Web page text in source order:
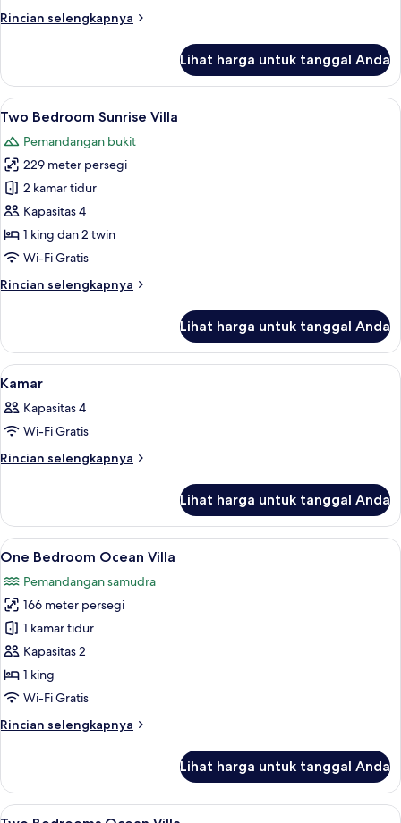
Rincian selengkapnya
Rincian
Two
Bedroom
Pool
Lihat harga untuk tanggal Anda
Lihat
semua
foto
untuk
Two
Bedroom
Sunrise
Villa
Seprai premium, minibar, brankas,
22
Two Bedroom Sunrise Villa
Pemandangan bukit
229 meter persegi
2 kamar tidur
Kapasitas 4
1 king dan 2 twin
Wi-Fi Gratis
Rincian selengkapnya
Rincian
Two
Bedroom
Sunrise
Lihat harga untuk tanggal Anda
Lihat
semua
foto
untuk
Kamar
Seprai premium, minibar, brankas,
3
Kamar
Kapasitas 4
Wi-Fi Gratis
Rincian selengkapnya
Rincian
Kamar
Lihat harga untuk tanggal Anda
Lihat
semua
foto
untuk
One
Bedroom
Ocean
Villa
One Bedroom Ocean Villa | Seprai
20
One Bedroom Ocean Villa
Pemandangan samudra
166 meter persegi
1 kamar tidur
Kapasitas 2
1 king
Wi-Fi Gratis
Rincian selengkapnya
Rincian
One
Bedroom
Lihat harga untuk tanggal Anda
Lihat Two Bedrooms Ocean Villa | Area